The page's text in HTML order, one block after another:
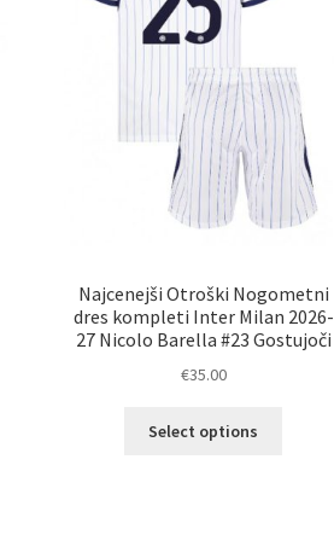
Najcenejši Otroški Nogometni
dres kompleti Inter Milan 2026-
27 Nicolo Barella #23 Gostujoči
€35.00
Select options